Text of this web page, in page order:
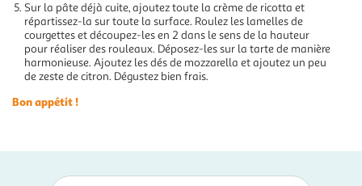
Sur la pâte déjà cuite, ajoutez toute la crème de ricotta et
répartissez-la sur toute la surface. Roulez les lamelles de
courgettes et découpez-les en 2 dans le sens de la hauteur
pour réaliser des rouleaux. Déposez-les sur la tarte de manière
harmonieuse. Ajoutez les dés de mozzarella et ajoutez un peu
de zeste de citron. Dégustez bien frais.
Bon appétit !